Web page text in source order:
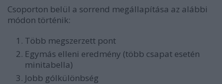
Csoporton belül a sorrend megállapítása az alábbi
módon történik:
Több megszerzett pont
Egymás elleni eredmény (több csapat esetén
minitabella)
Jobb gólkülönbség